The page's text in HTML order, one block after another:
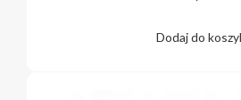
Dodaj do